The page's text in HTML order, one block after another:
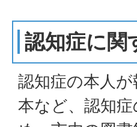
認知症に関
認知症の本人
本など、認知